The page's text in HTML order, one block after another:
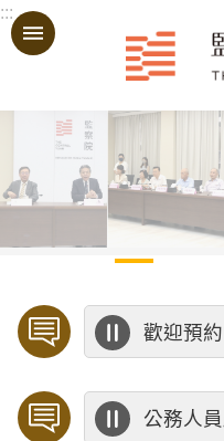
跳到主要內容區塊
:::